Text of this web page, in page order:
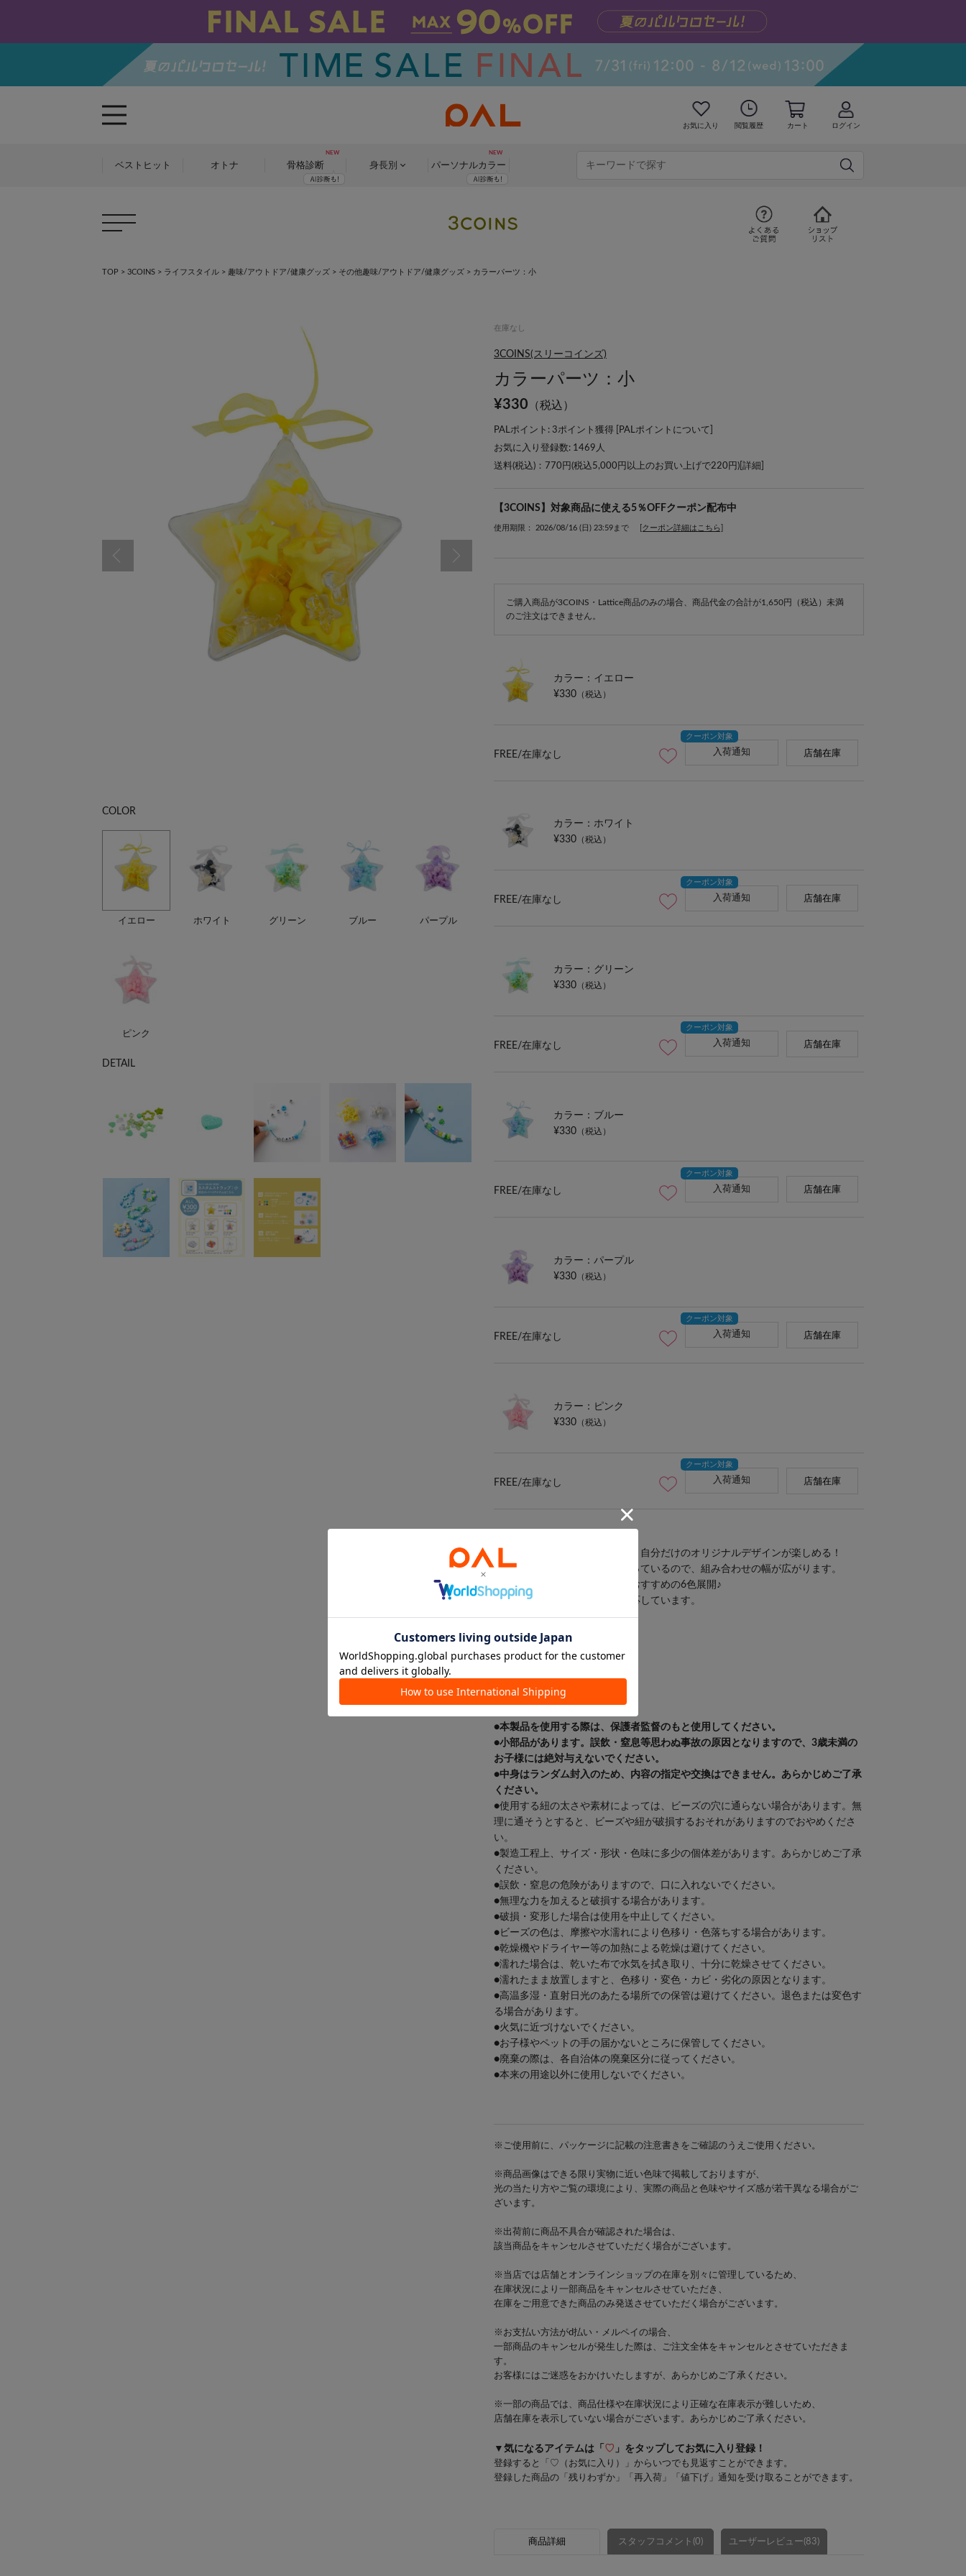
お気に入り 閲覧履歴 カート ログイン
ベストヒット オトナ 骨格診断 身長別 パーソナルカラー
TOP > 3COINS > ライフスタイル > 趣味/アウトドア/健康グッズ > その他趣味/アウトドア/健康グッズ > カラーパーツ：小
COLOR
イエロー ホワイト グリーン ブルー パープル
ピンク
DETAIL
在庫なし
3COINS(スリーコインズ)
カラーパーツ：小
¥330 （税込）
PALポイント: 3ポイント獲得 [ PALポイントについて
お気に入り登録数: 1469 人
送料(税込)：770円(税込5,000円以上のお買い上げで220円)[ 詳細
【3COINS】対象商品に使える5％OFFクーポン配布中
使用期限： 2026/08/16 (日) 23:59まで [クーポン詳細はこちら]
ご購入商品が3COINS・Lattice商品のみの場合、商品代金の合計が1,650円（税込）未満
のご注文はできません。
カラー：イエロー
¥330 （税込）
FREE/在庫なし 入荷通知 店舗在庫
カラー：ホワイト
¥330 （税込）
FREE/在庫なし 入荷通知 店舗在庫
カラー：グリーン
¥330 （税込）
FREE/在庫なし 入荷通知 店舗在庫
カラー：ブルー
¥330 （税込）
FREE/在庫なし 入荷通知 店舗在庫
カラー：パープル
¥330 （税込）
FREE/在庫なし 入荷通知 店舗在庫
カラー：ピンク
¥330 （税込）
FREE/在庫なし 入荷通知 店舗在庫
●好きなパーツをミックスして、自分だけのオリジナルデザインが楽しめる！
●サイズや形が違うパーツが入っているので、組み合わせの幅が広がります。
●推し活用のグッズづくりにもおすすめの6色展開♪
カスタムストラップ：小 に対応しています。
対象年齢：6歳以上
●本製品を使用する際は、保護者監督のもと使用してください。
●小部品があります。誤飲・窒息等思わぬ事故の原因となりますので、3歳未満の
お子様には絶対与えないでください。
●中身はランダム封入のため、内容の指定や交換はできません。あらかじめご了承
ください。
●使用する紐の太さや素材によっては、ビーズの穴に通らない場合があります。無
理に通そうとすると、ビーズや紐が破損するおそれがありますのでおやめくださ
い。
●製造工程上、サイズ・形状・色味に多少の個体差があります。あらかじめご了承
ください。
●誤飲・窒息の危険がありますので、口に入れないでください。
●無理な力を加えると破損する場合があります。
●破損・変形した場合は使用を中止してください。
●ビーズの色は、摩擦や水濡れにより色移り・色落ちする場合があります。
●乾燥機やドライヤー等の加熱による乾燥は避けてください。
●濡れた場合は、乾いた布で水気を拭き取り、十分に乾燥させてください。
●濡れたまま放置しますと、色移り・変色・カビ・劣化の原因となります。
●高温多湿・直射日光のあたる場所での保管は避けてください。退色または変色す
る場合があります。
●火気に近づけないでください。
●お子様やペットの手の届かないところに保管してください。
●廃棄の際は、各自治体の廃棄区分に従ってください。
●本来の用途以外に使用しないでください。
※ご使用前に、パッケージに記載の注意書きをご確認のうえご使用ください。
※商品画像はできる限り実物に近い色味で掲載しておりますが、
光の当たり方やご覧の環境により、実際の商品と色味やサイズ感が若干異なる場合がご
ざいます。
※出荷前に商品不具合が確認された場合は、
該当商品をキャンセルさせていただく場合がございます。
※当店では店舗とオンラインショップの在庫を別々に管理しているため、
在庫状況により一部商品をキャンセルさせていただき、
在庫をご用意できた商品のみ発送させていただく場合がございます。
※お支払い方法がd払い・メルペイの場合、
一部商品のキャンセルが発生した際は、ご注文全体をキャンセルとさせていただきま
す。
お客様にはご迷惑をおかけいたしますが、あらかじめご了承ください。
※一部の商品では、商品仕様や在庫状況により正確な在庫表示が難しいため、
店舗在庫を表示していない場合がございます。あらかじめご了承ください。
▼気になるアイテムは「 ♡ 」をタップしてお気に入り登録！
登録すると「♡（お気に入り）」からいつでも見返すことができます。
登録した商品の「残りわずか」「再入荷」「値下げ」通知を受け取ることができます。
商品詳細 スタッフコメント(0) ユーザーレビュー(83)